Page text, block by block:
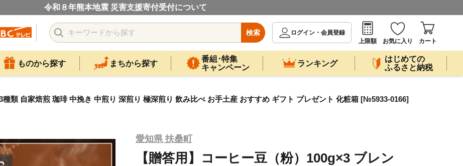
令和８年熊本地震 災害支援寄付受付について
検索
ログイン・会員登録
上限額
お気に入り カート
ものから探す まちから探す
番組･特集
キャンペーン
ランキング
はじめての
ふるさと納税
種類 自家焙煎 珈琲 中挽き 中煎り 深煎り 極深煎り 飲み比べ お手土産 おすすめ ギフト プレゼント 化粧箱 [№5933-0166]
愛知県 扶桑町
【贈答用】コーヒー豆（粉）100g×3 ブレン